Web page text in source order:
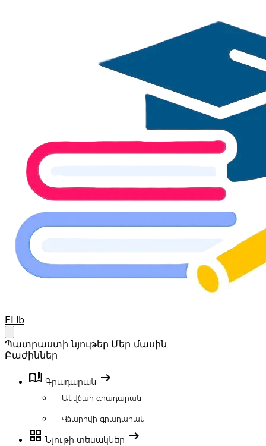
Your Company
ELib
Պատրաստի նյութեր Մեր մասին
Բաժիններ
book_ribbon Գրադարան arrow_right_alt
Անվճար գրադարան
Վճարովի գրադարան
grid_view Նյութի տեսակներ arrow_right_alt